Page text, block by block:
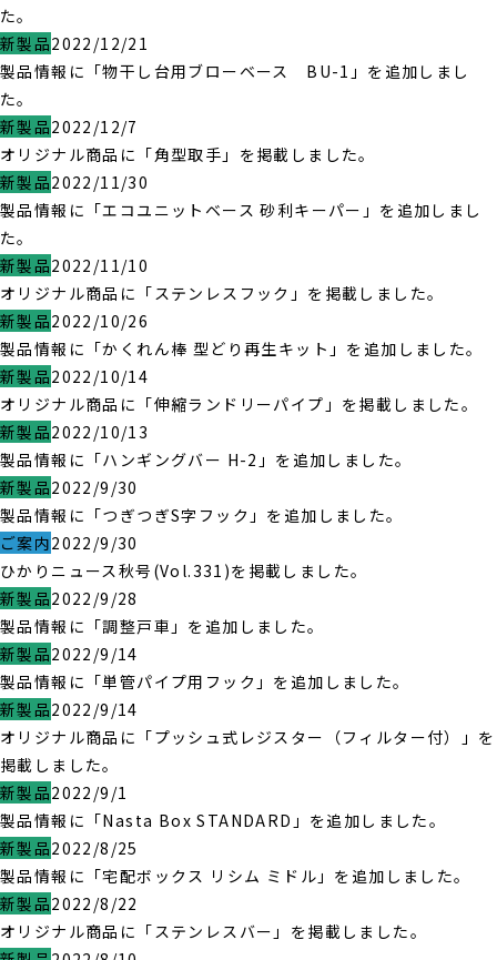
た。
新製品2022/12/21
製品情報に「物干し台用ブローベース BU-1」を追加しまし
た。
新製品2022/12/7
オリジナル商品に「角型取手」を掲載しました。
新製品2022/11/30
製品情報に「エコユニットベース 砂利キーパー」を追加しまし
た。
新製品2022/11/10
オリジナル商品に「ステンレスフック」を掲載しました。
新製品2022/10/26
製品情報に「かくれん棒 型どり再生キット」を追加しました。
新製品2022/10/14
オリジナル商品に「伸縮ランドリーパイプ」を掲載しました。
新製品2022/10/13
製品情報に「ハンギングバー H-2」を追加しました。
新製品2022/9/30
製品情報に「つぎつぎS字フック」を追加しました。
ご案内2022/9/30
ひかりニュース秋号(Vol.331)を掲載しました。
新製品2022/9/28
製品情報に「調整戸車」を追加しました。
新製品2022/9/14
製品情報に「単管パイプ用フック」を追加しました。
新製品2022/9/14
オリジナル商品に「プッシュ式レジスター（フィルター付）」を
掲載しました。
新製品2022/9/1
製品情報に「Nasta Box STANDARD」を追加しました。
新製品2022/8/25
製品情報に「宅配ボックス リシム ミドル」を追加しました。
新製品2022/8/22
オリジナル商品に「ステンレスバー」を掲載しました。